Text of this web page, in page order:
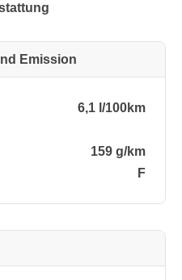
Emission
6,1 l/100km
159 g/km
F